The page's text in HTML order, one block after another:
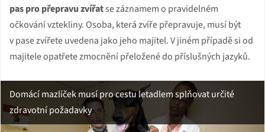
pas pro přepravu zvířatse záznamem o pravidelném
očkování vztekliny. Osoba, která zvíře přepravuje, musí být
v pase zvířete uvedena jako jeho majitel. V jiném případě si od
majitele opatřete zmocnění přeložené do příslušných jazyků.
Domácí mazlíček musí pro cestu letadlem splňovat určité
zdravotní požadavky